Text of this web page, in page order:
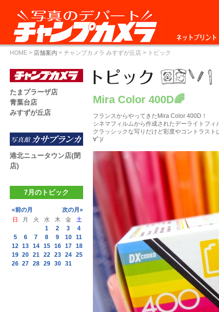
ネットプリント
HOME > 店舗案内 > チャンプカメラ みすずが丘店 > トピック
Mira Color 400D🌈
フランスからやってきたMira Color 400D！
シネマフィルムから作成されたデーライトフィ
クラッシックな写りだけど彩度やコントラス
∀ﾟ)/
たまプラーザ店
青葉台店
みすずが丘店
港北ニュータウン店(閉
店)
7月のトピック
«前の月
次の月»
日
月 火 水 木 金
土
1
2 3
4
5
6 7 8 9 10
11
12 13 14 15 16 17 18
19 20 21 22 23 24 25
26 27 28 29 30 31